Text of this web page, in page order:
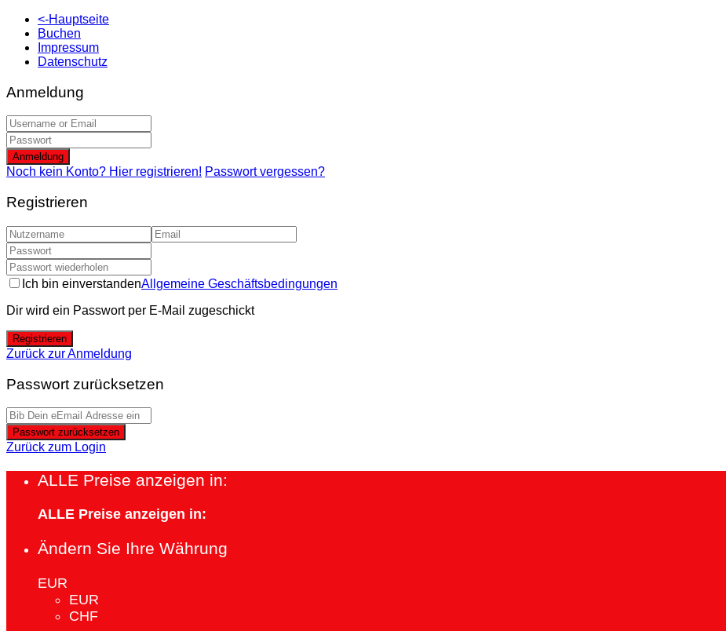
<-Hauptseite
Buchen
Impressum
Datenschutz
Anmeldung
Anmeldung
Noch kein Konto? Hier registrieren! Passwort vergessen?
Registrieren
Ich bin einverstandenAllgemeine Geschäftsbedingungen
Dir wird ein Passwort per E-Mail zugeschickt
Registrieren
Zurück zur Anmeldung
Passwort zurücksetzen
Passwort zurücksetzen
Zurück zum Login
ALLE Preise anzeigen in:
ALLE Preise anzeigen in:
Ändern Sie Ihre Währung
EUR
EUR
CHF